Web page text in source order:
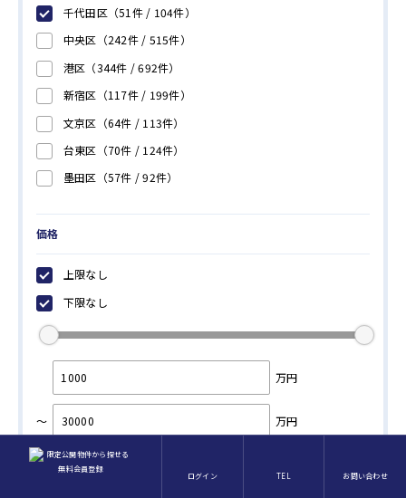
ログイン TEL お問い合わせ
千代田区（51件 / 104件）
中央区 （242件 / 515件）
港区 （344件 /692件）
新宿区 （117件 / 199件）
文京区 （64件 / 113件）
台東区 （70件 / 124件）
墨田区 （57件 /92件）
渋谷区（172件 /233件）
杉並区（45件 /65件）
豊島区
北区（32件 /
価格
上限なし
下限なし
万円
～ 万円